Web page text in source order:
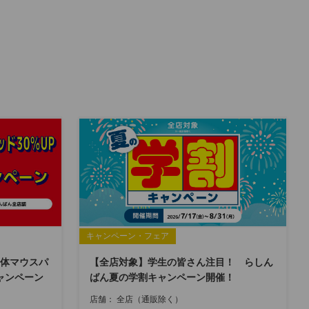
マウスパ
ンペーン
キャンペーン・フェア
【全店対象】学生の皆さん注目！ らしん
ばん夏の学割キャンペーン開催！
店舗： 全店（通販除く）